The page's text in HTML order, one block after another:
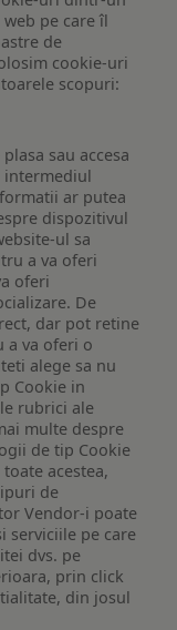
pe care îl
de
cookie-uri
scopuri:
sau accesa
ar putea
dispozitivul
ul sa
a va oferi
oferi
De
dar pot retine
a va oferi o
alege sa nu
Cookie in
rubrici ale
multe despre
de tip Cookie
acestea,
de
Vendor-i poate
serviciile pe care
dvs. pe
prin click
din josul